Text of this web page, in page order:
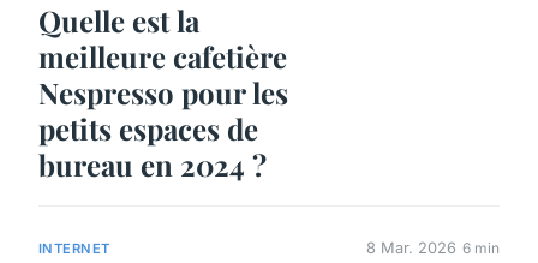
Quelle est la
meilleure cafetière
Nespresso pour les
petits espaces de
bureau en 2024 ?
INTERNET 8 Mar. 2026 6 min